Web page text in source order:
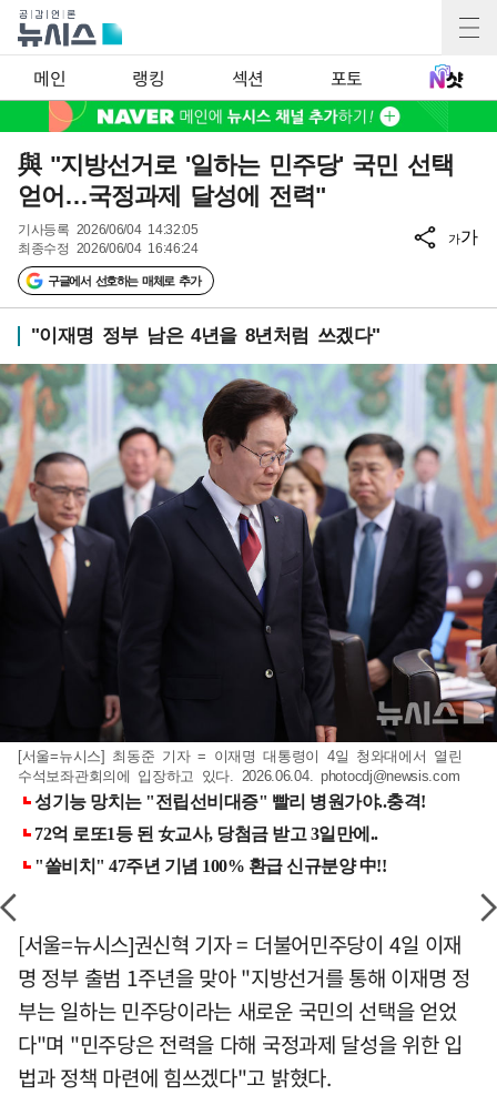
메인 랭킹 섹션 포토
與 "지방선거로 '일하는 민주당' 국민 선택
얻어…국정과제 달성에 전력"
기사등록 2026/06/04 14:32:05
최종수정 2026/06/04 16:46:24
구글에서 선호하는 매체로 추가
가가
"이재명 정부 남은 4년을 8년처럼 쓰겠다"
[서울=뉴시스] 최동준 기자 = 이재명 대통령이 4일 청와대에서 열린
수석보좌관회의에 입장하고 있다. 2026.06.04. photocdj@newsis.com
[서울=뉴시스]권신혁 기자 = 더불어민주당이 4일 이재
명 정부 출범 1주년을 맞아 "지방선거를 통해 이재명 정
부는 일하는 민주당이라는 새로운 국민의 선택을 얻었
다"며 "민주당은 전력을 다해 국정과제 달성을 위한 입
법과 정책 마련에 힘쓰겠다"고 밝혔다.